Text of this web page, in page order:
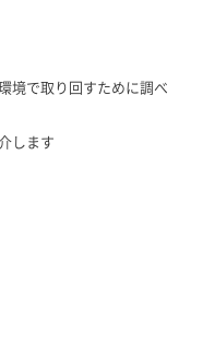
境で取り回すために調べ
します